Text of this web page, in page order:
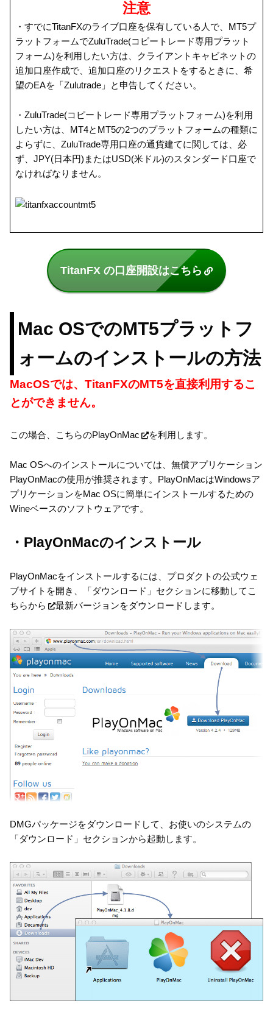
注意
・すでにTitanFXのライブ口座を保有している人で、MT5プ
ラットフォームでZuluTrade(コピートレード専用プラット
フォーム)を利用したい方は、クライアントキャビネットの
追加口座作成で、追加口座のリクエストをするときに、希
望のEAを「Zulutrade」と申告してください。
・ZuluTrade(コピートレード専用プラットフォーム)を利用
したい方は、MT4とMT5の2つのプラットフォームの種類に
よらずに、ZuluTrade専用口座の通貨建てに関しては、必
ず、JPY(日本円)またはUSD(米ドル)のスタンダード口座で
なければなりません。
TitanFX の口座開設はこちら
Mac OSでのMT5プラットフ
ォームのインストールの方法
MacOSでは、TitanFXのMT5を直接利用するこ
とができません。
この場合、 こちらのPlayOnMac を利用します。
Mac OSへのインストールについては、無償アプリケーション
PlayOnMacの使用が推奨されます。PlayOnMacはWindowsア
プリケーションをMac OSに簡単にインストールするための
Wineベースのソフトウェアです。
・PlayOnMacのインストール
PlayOnMacをインストールするには、プロダクトの公式ウェ
ブサイトを開き、「ダウンロード」セクションに移動して こ
ちらから
最新バージョンをダウンロードします。
DMGパッケージをダウンロードして、お使いのシステムの
「ダウンロード」セクションから起動します。